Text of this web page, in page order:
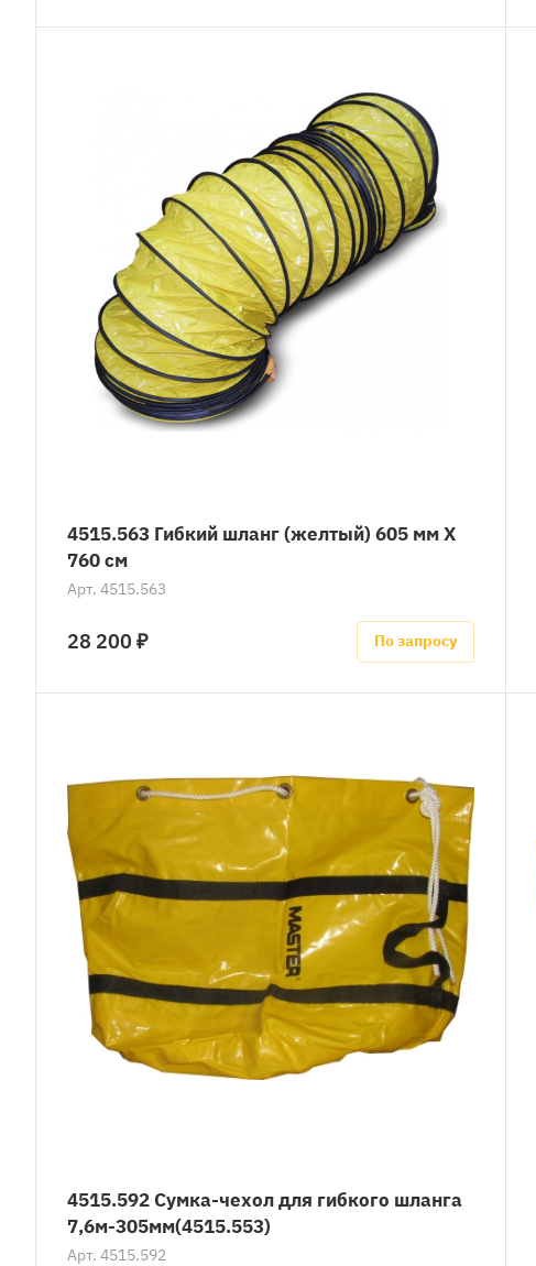
4515.563 Гибкий шланг (желтый) 605 мм X
760 см
Арт. 4515.563
28 200 ₽ По запросу
4515.592 Сумка-чехол для гибкого шланга
7,6м-305мм(4515.553)
Арт. 4515.592